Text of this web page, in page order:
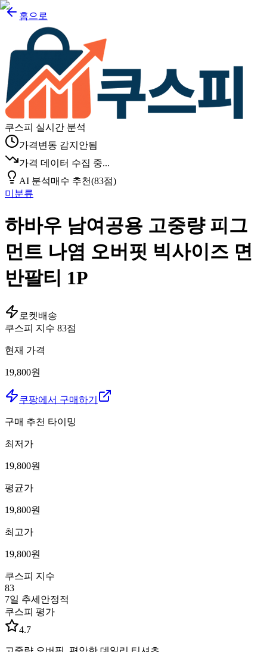
홈으로
쿠스피 실시간 분석
가격변동 감지안됨
가격 데이터 수집 중...
AI 분석매수 추천(83점)
미분류
하바우 남여공용 고중량 피그
먼트 나염 오버핏 빅사이즈 면
반팔티 1P
로켓배송
쿠스피 지수 83점
현재 가격
19,800원
쿠팡에서 구매하기
구매 추천 타이밍
최저가
19,800원
평균가
19,800원
최고가
19,800원
쿠스피 지수
83
7일 추세 안정적
쿠스피 평가
4.7